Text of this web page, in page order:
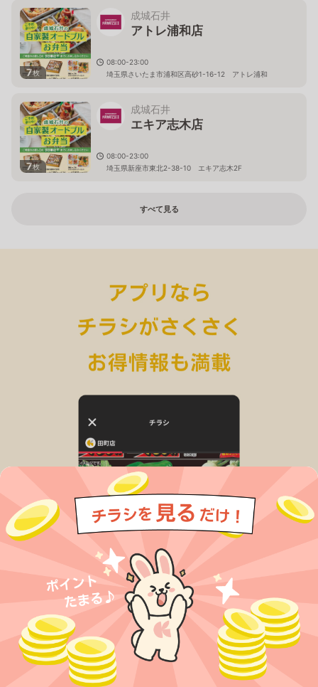
7枚
成城石井
アトレ浦和店
08:00-23:00
埼玉県さいたま市浦和区高砂1-16-12 アトレ浦和
7枚
成城石井
エキア志木店
08:00-23:00
埼玉県新座市東北2-38-10 エキア志木2F
すべて見る